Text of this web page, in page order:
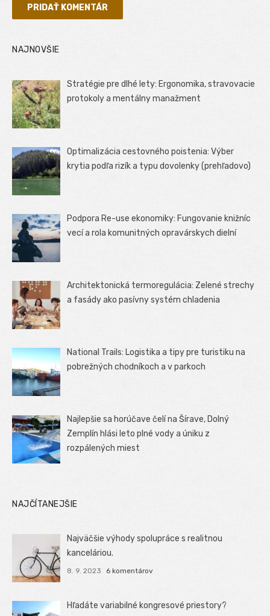
NAJNOVŠIE
Stratégie pre dlhé lety: Ergonomika, stravovacie
protokoly a mentálny manažment
Optimalizácia cestovného poistenia: Výber
krytia podľa rizík a typu dovolenky (prehľadovo)
Podpora Re-use ekonomiky: Fungovanie knižníc
vecí a rola komunitných opravárskych dielní
Architektonická termoregulácia: Zelené strechy
a fasády ako pasívny systém chladenia
National Trails: Logistika a tipy pre turistiku na
pobrežných chodníkoch a v parkoch
Najlepšie sa horúčave čelí na Šírave, Dolný
Zemplín hlási leto plné vody a úniku z
rozpálených miest
NAJČÍTANEJŠIE
Najväčšie výhody spolupráce s realitnou
kanceláriou.
8. 9. 2023 6 komentárov
Hľadáte variabilné kongresové priestory?